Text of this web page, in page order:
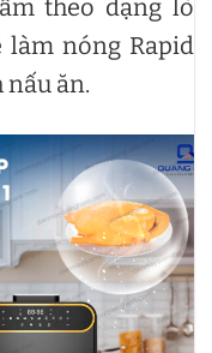
theo dạng lò
làm nóng Rapid
ăn.